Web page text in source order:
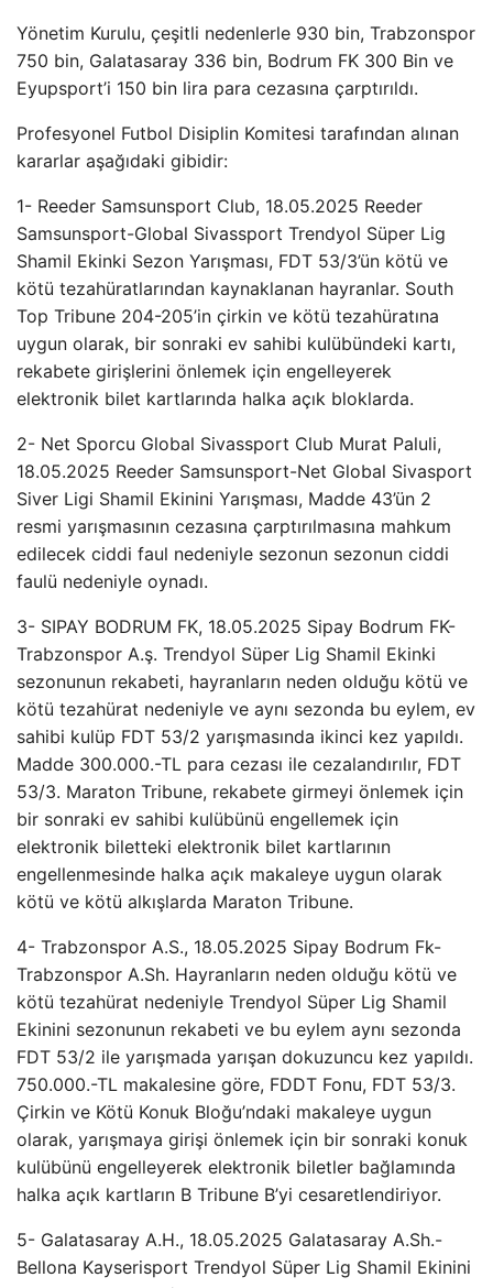
Yönetim Kurulu, çeşitli nedenlerle 930 bin, Trabzonspor
750 bin, Galatasaray 336 bin, Bodrum FK 300 Bin ve
Eyupsport’i 150 bin lira para cezasına çarptırıldı.
Profesyonel Futbol Disiplin Komitesi tarafından alınan
kararlar aşağıdaki gibidir:
1- Reeder Samsunsport Club, 18.05.2025 Reeder
Samsunsport-Global Sivassport Trendyol Süper Lig
Shamil Ekinki Sezon Yarışması, FDT 53/3’ün kötü ve
kötü tezahüratlarından kaynaklanan hayranlar. South
Top Tribune 204-205’in çirkin ve kötü tezahüratına
uygun olarak, bir sonraki ev sahibi kulübündeki kartı,
rekabete girişlerini önlemek için engelleyerek
elektronik bilet kartlarında halka açık bloklarda.
2- Net Sporcu Global Sivassport Club Murat Paluli,
18.05.2025 Reeder Samsunsport-Net Global Sivasport
Siver Ligi Shamil Ekinini Yarışması, Madde 43’ün 2
resmi yarışmasının cezasına çarptırılmasına mahkum
edilecek ciddi faul nedeniyle sezonun sezonun ciddi
faulü nedeniyle oynadı.
3- SIPAY BODRUM FK, 18.05.2025 Sipay Bodrum FK-
Trabzonspor A.ş. Trendyol Süper Lig Shamil Ekinki
sezonunun rekabeti, hayranların neden olduğu kötü ve
kötü tezahürat nedeniyle ve aynı sezonda bu eylem, ev
sahibi kulüp FDT 53/2 yarışmasında ikinci kez yapıldı.
Madde 300.000.-TL para cezası ile cezalandırılır, FDT
53/3. Maraton Tribune, rekabete girmeyi önlemek için
bir sonraki ev sahibi kulübünü engellemek için
elektronik biletteki elektronik bilet kartlarının
engellenmesinde halka açık makaleye uygun olarak
kötü ve kötü alkışlarda Maraton Tribune.
4- Trabzonspor A.S., 18.05.2025 Sipay Bodrum Fk-
Trabzonspor A.Sh. Hayranların neden olduğu kötü ve
kötü tezahürat nedeniyle Trendyol Süper Lig Shamil
Ekinini sezonunun rekabeti ve bu eylem aynı sezonda
FDT 53/2 ile yarışmada yarışan dokuzuncu kez yapıldı.
750.000.-TL makalesine göre, FDDT Fonu, FDT 53/3.
Çirkin ve Kötü Konuk Bloğu’ndaki makaleye uygun
olarak, yarışmaya girişi önlemek için bir sonraki konuk
kulübünü engelleyerek elektronik biletler bağlamında
halka açık kartların B Tribune B’yi cesaretlendiriyor.
5- Galatasaray A.H., 18.05.2025 Galatasaray A.Sh.-
Bellona Kayserisport Trendyol Süper Lig Shamil Ekinini